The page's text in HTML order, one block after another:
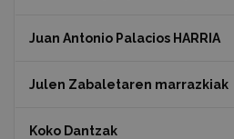
Juan Antonio Palacios HARRIA
Julen Zabaletaren marrazkiak
Koko Dantzak